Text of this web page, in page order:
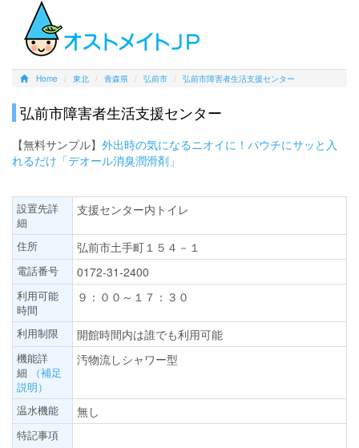
Home 東北 青森県 弘前市 弘前市障害者生活支援センター
弘前市障害者生活支援センター
【無料サンプル】 外出時の気になるニオイに！パウチにサッと入
れるだけ「デオール消臭潤滑剤」
設置先詳
細
支援センター内トイレ
住所 弘前市土手町１５４－１
電話番号 0172-31-2400
利用可能
時間
９：００～１７：３０
利用制限 開館時間内は誰でも利用可能
機能詳
細
（補足
説明）
汚物流しシャワー型
温水機能 無し
特記事項